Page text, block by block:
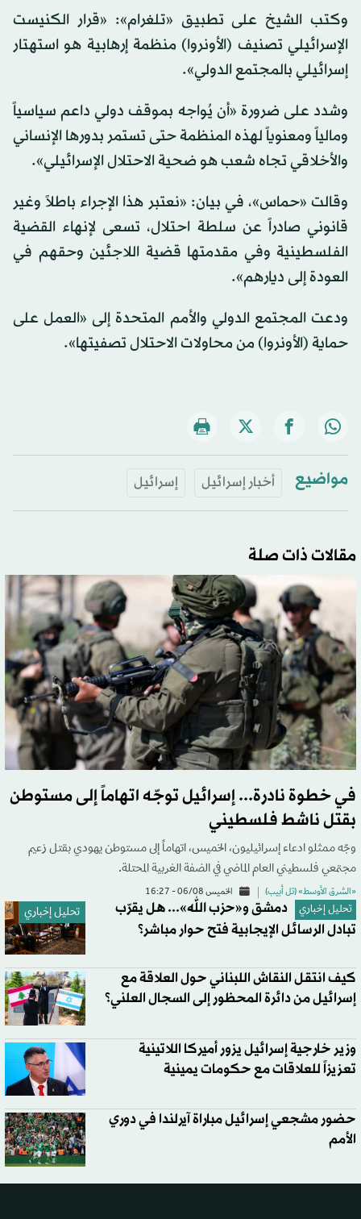
وكتب الشيخ على تطبيق «تلغرام»: «قرار الكنيست
الإسرائيلي تصنيف (الأونروا) منظمة إرهابية هو استهتار
إسرائيلي بالمجتمع الدولي».
وشدد على ضرورة «أن يُواجه بموقف دولي داعم سياسياً
ومالياً ومعنوياً لهذه المنظمة حتى تستمر بدورها الإنساني
والأخلاقي تجاه شعب هو ضحية الاحتلال الإسرائيلي».
وقالت «حماس»، في بيان: «نعتبر هذا الإجراء باطلاً وغير
قانوني صادراً عن سلطة احتلال، تسعى لإنهاء القضية
الفلسطينية وفي مقدمتها قضية اللاجئين وحقهم في
العودة إلى ديارهم».
ودعت المجتمع الدولي والأمم المتحدة إلى «العمل على
حماية (الأونروا) من محاولات الاحتلال تصفيتها».
مواضيع أخبار إسرائيل إسرائيل
مقالات ذات صلة
في خطوة نادرة... إسرائيل توجّه اتهاماً إلى مستوطن
بقتل ناشط فلسطيني
وجّه ممثلو ادعاء إسرائيليون، الخميس، اتهاماً إلى مستوطن يهودي بقتل زعيم
مجتمعي فلسطيني العام الماضي في الضفة الغربية المحتلة.
«الشرق الأوسط» (تل أبيب) الخميس 06/08 - 16:27
تحليل إخباري تحليل إخباري
دمشق و«حزب الله»... هل يقرّب
تبادل الرسائل الإيجابية فتح حوار مباشر؟
كيف انتقل النقاش اللبناني حول العلاقة مع
إسرائيل من دائرة المحظور إلى السجال العلني؟
وزير خارجية إسرائيل يزور أميركا اللاتينية
تعزيزاً للعلاقات مع حكومات يمينية
حضور مشجعي إسرائيل مباراة آيرلندا في دوري
الأمم